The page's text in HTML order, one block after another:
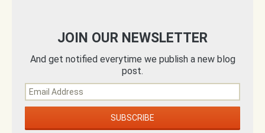
JOIN OUR NEWSLETTER
And get notified everytime we publish a new blog
post.